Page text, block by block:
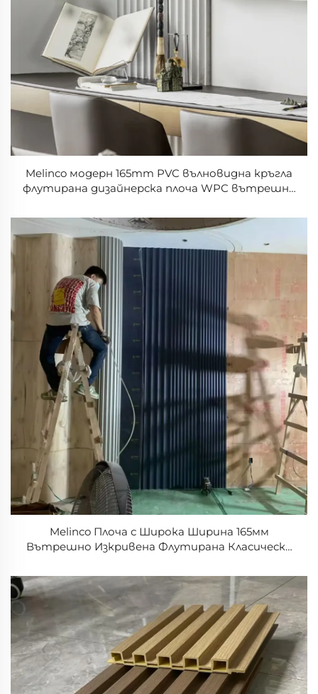
Melinco модерн 165mm PVC вълновидна кръгла
флутирана дизайнерска плоча WPC вътрешна
живееща стая
Melinco Плоча с Широка Ширина 165мм
Вътрешно Изкривена Флутирана Класически
Конструкция от Бамбукови Влакна